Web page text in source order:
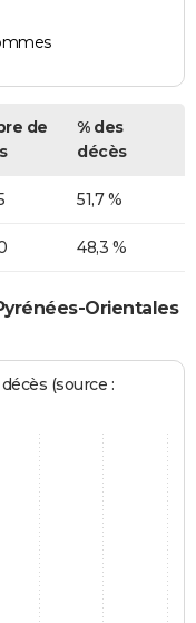
de
% des
décès
51,7 %
48,3 %
Orientales
(source :